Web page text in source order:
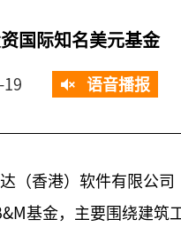
国际知名美元基金
19 语音播报
（香港）软件有限公
基金，主要围绕建筑